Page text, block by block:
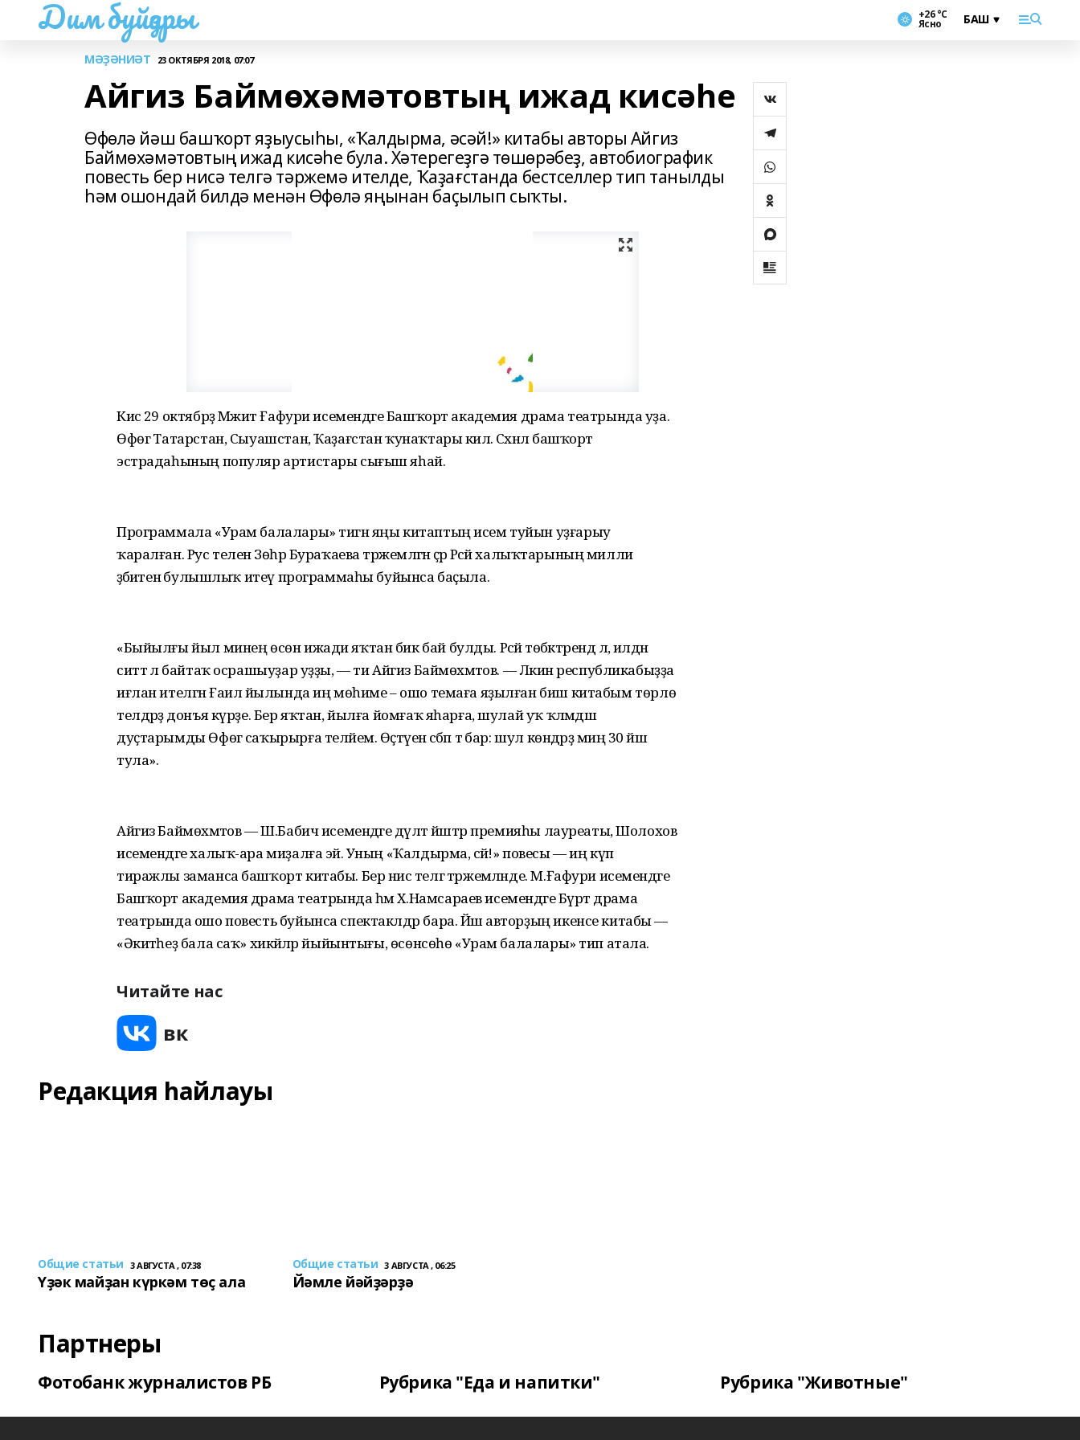
Дим буйҙары +26 °С
Ясно
МӘҘӘНИӘТ 23 ОКТЯБРЯ 2018, 07:07
Айгиз Баймөхәмәтовтың ижад кисәһе
Өфөлә йәш башҡорт яҙыусыһы, «Ҡалдырма, әсәй!» китабы авторы Айгиз
Баймөхәмәтовтың ижад кисәһе була. Хәтерегеҙгә төшөрәбеҙ, автобиографик
повесть бер нисә телгә тәржемә ителде, Ҡаҙағстанда бестселлер тип танылды
һәм ошондай билдә менән Өфөлә яңынан баҫылып сыҡты.
Кисә 29 октябрҙә Мәжит Ғафури исемендәге Башҡорт академия драма театрында уҙа.
Өфөгә Татарстан, Сыуашстан, Ҡаҙағстан ҡунаҡтары килә. Сәхнәлә башҡорт
эстрадаһының популяр артистары сығыш яһай.
Программала «Урам балалары» тигән яңы китаптың исем туйын уҙғарыу
ҡаралған. Рус теленә Зөһрә Бураҡаева тәржемәләгән әҫәр Рәсәй халыҡтарының милли
әҙәбиәтенә булышлыҡ итеү программаһы буйынса баҫыла.
«Быйылғы йыл минең өсөн ижади яҡтан бик бай булды. Рәсәй төбәктәрендә лә, илдән
ситтә лә байтаҡ осрашыуҙар уҙҙы, — ти Айгиз Баймөхәмәтов. — Ләкин республикабыҙҙа
иғлан ителгән Ғаилә йылында иң мөһиме – ошо темаға яҙылған биш китабым төрлө
телдәрҙә донъя күрҙе. Бер яҡтан, йылға йомғаҡ яһарға, шулай уҡ ҡәләмдәш
дуҫтарымды Өфөгә саҡырырға теләйем. Өҫтәүенә сәбәп тә бар: шул көндәрҙә миңә 30 йәш
тула».
Айгиз Баймөхәмәтов — Ш.Бабич исемендәге дәүләт йәштәр премияһы лауреаты, Шолохов
исемендәге халыҡ-ара миҙалға эйә. Уның «Ҡалдырма, әсәй!» повесы — иң күп
тиражлы заманса башҡорт китабы. Бер нисә телгә тәржемәләнде. М.Ғафури исемендәге
Башҡорт академия драма театрында һәм Х.Намсараев исемендәге Бүрәт драма
театрында ошо повесть буйынса спектаклдәр бара. Йәш авторҙың икенсе китабы —
«Әкиәтһеҙ бала саҡ» хикәйәләр йыйынтығы, өсөнсөһө «Урам балалары» тип атала.
Читайте нас
Редакция һайлауы
Общие статьи 3 АВГУСТА , 07:38
Үҙәк майҙан күркәм төҫ ала
Общие статьи 3 АВГУСТА , 06:25
Йәмле йәйҙәрҙә
Партнеры
Фотобанк журналистов РБ Рубрика "Еда и напитки" Рубрика "Животные"